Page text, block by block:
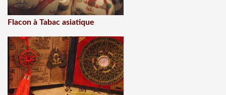
Flacon à Tabac asiatique